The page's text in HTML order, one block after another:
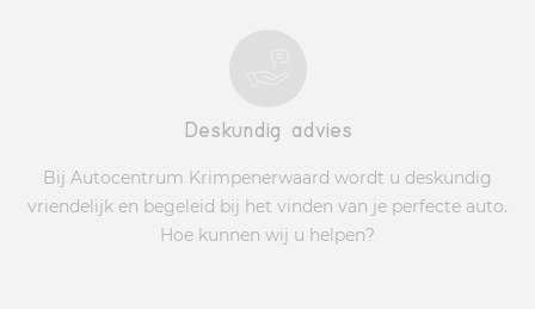
Deskundig advies
Bij Autocentrum Krimpenerwaard wordt u deskundig
vriendelijk en begeleid bij het vinden van je perfecte auto.
Hoe kunnen wij u helpen?